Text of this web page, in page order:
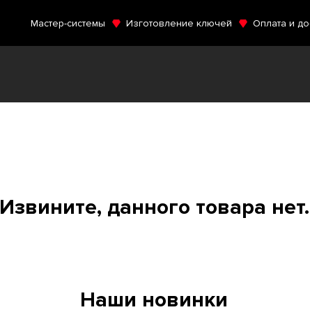
Мастер-системы Изготовление ключей Оплата и
Извините, данного товара нет.
Наши новинки